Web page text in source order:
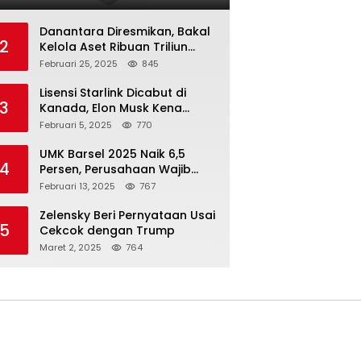
2
Danantara Diresmikan, Bakal
Kelola Aset Ribuan Triliun
Rupiah dari 7 BUMN
Februari 25, 2025 845
3
Lisensi Starlink Dicabut di
Kanada, Elon Musk Kena
Imbas ‘Perang Dagang’
Februari 5, 2025 770
4
UMK Barsel 2025 Naik 6,5
Persen, Perusahaan Wajib
Taat
Februari 13, 2025 767
5
Zelensky Beri Pernyataan Usai
Cekcok dengan Trump
Maret 2, 2025 764